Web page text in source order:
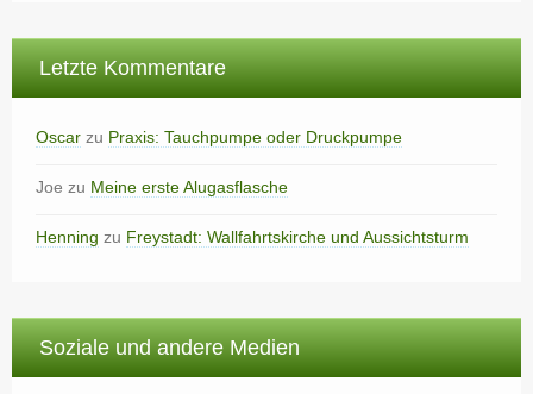
Letzte Kommentare
Oscar zu Praxis: Tauchpumpe oder Druckpumpe
Joe zu Meine erste Alugasflasche
Henning zu Freystadt: Wallfahrtskirche und Aussichtsturm
Soziale und andere Medien